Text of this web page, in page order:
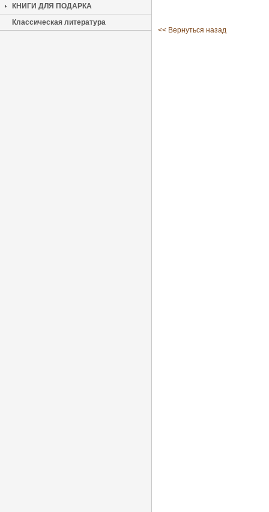
КНИГИ ДЛЯ ПОДАРКА
Классическая литература
<< Вернуться назад